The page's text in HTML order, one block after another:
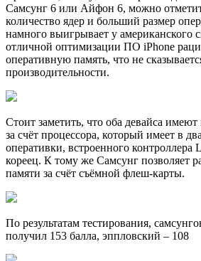
Самсунг 6 или Айфон 6, можно
количество ядер и больший размер
намного выигрывает у американского
отличной оптимизации ПО iPhone
оперативную память, что не
производительности.
Стоит заметить, что оба девайса
за счёт процессора, который имеет в
оперативки, встроенного контроллера
кореец. К тому же Самсунг позволяет
памяти за счёт съёмной флеш-карты.
По результатам тестирования,
получил 153 балла, эппловский – 108